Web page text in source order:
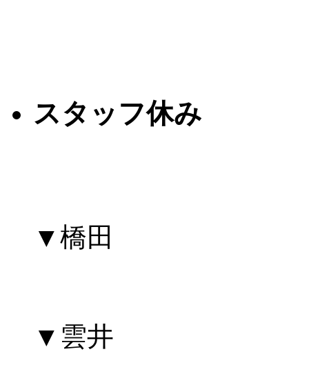
スタッフ休み
▼橋田
▼雲井